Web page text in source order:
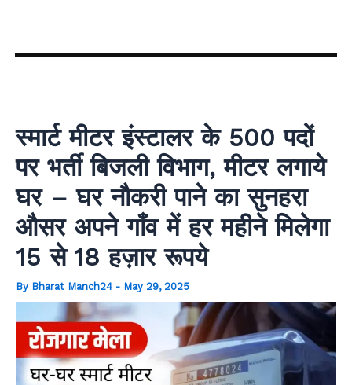
content
स्मार्ट मीटर इंस्टालर के 500 पदों
पर भर्ती बिजली विभाग, मीटर लगाये
घर – घर नौकरी पाने का सुनहरा
औसर अपने गाँव में हर महीने मिलेगा
15 से 18 हज़ार रूपये
By Bharat Manch24 - May 29, 2025